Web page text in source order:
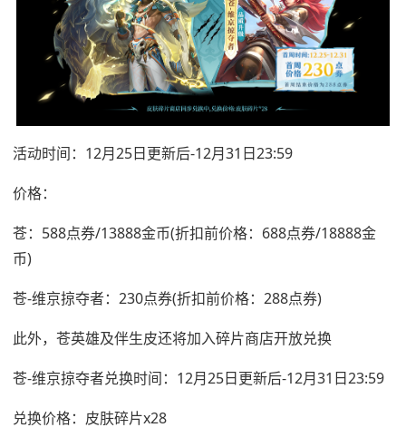
活动时间：12月25日更新后-12月31日23:59
价格：
苍：588点券/13888金币(折扣前价格：688点券/18888金
币)
苍-维京掠夺者：230点券(折扣前价格：288点券)
此外，苍英雄及伴生皮还将加入碎片商店开放兑换
苍-维京掠夺者兑换时间：12月25日更新后-12月31日23:59
兑换价格：皮肤碎片x28